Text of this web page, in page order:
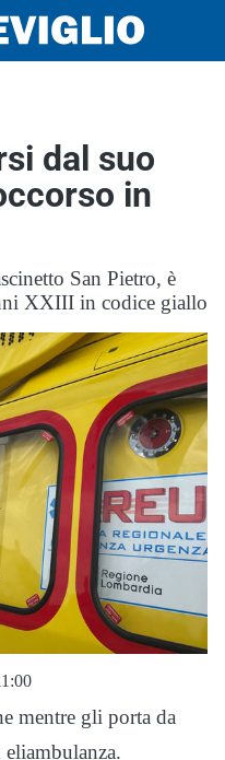
dal suo
in
San Pietro, è
XXIII in codice giallo
mentre gli porta da